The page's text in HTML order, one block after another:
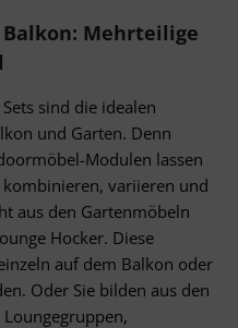
Mehrteilige
sind die idealen
und Garten. Denn
Modulen lassen
variieren und
aus den Gartenmöbeln
Hocker. Diese
auf dem Balkon oder
Oder Sie bilden aus den